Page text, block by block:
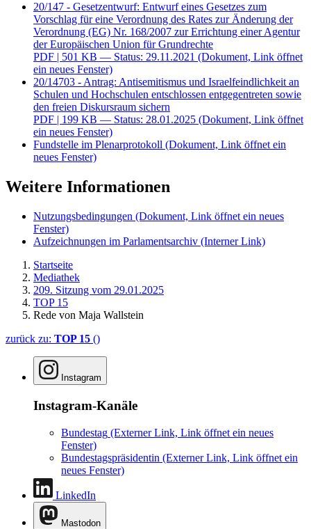
20/147 - Gesetzentwurf: Entwurf eines Gesetzes zum
Vorschlag für eine Verordnung des Rates zur Änderung der
Verordnung (EG) Nr. 168/2007 zur Errichtung einer Agentur
der Europäischen Union für Grundrechte
PDF | 501 KB — Status: 29.11.2021 (Dokument, Link öffnet
ein neues Fenster)
20/14703 - Antrag: Antisemitismus und Israelfeindlichkeit an
Schulen und Hochschulen entschlossen entgegentreten sowie
den freien Diskursraum sichern
PDF | 199 KB — Status: 28.01.2025 (Dokument, Link öffnet
ein neues Fenster)
Fundstelle im Plenarprotokoll (Dokument, Link öffnet ein
neues Fenster)
Weitere Informationen
Nutzungsbedingungen (Dokument, Link öffnet ein neues
Fenster)
Aufzeichnungen im Parlamentsarchiv (Interner Link)
Startseite
Mediathek
209. Sitzung vom 29.01.2025
TOP 15
Rede von Maja Wallstein
zurück zu: TOP 15 ()
Instagram
Instagram-Kanäle
Bundestag (Externer Link, Link öffnet ein neues
Fenster)
Bundestagspräsidentin (Externer Link, Link öffnet ein
neues Fenster)
LinkedIn
Mastodon